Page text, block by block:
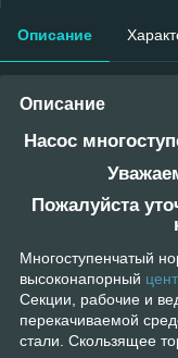
Описание
Описание
Насос
Пожалуйста
Многоступенчатый
высоконапорный
Секции, рабочие и
перекачиваемой
стали. Скользящее